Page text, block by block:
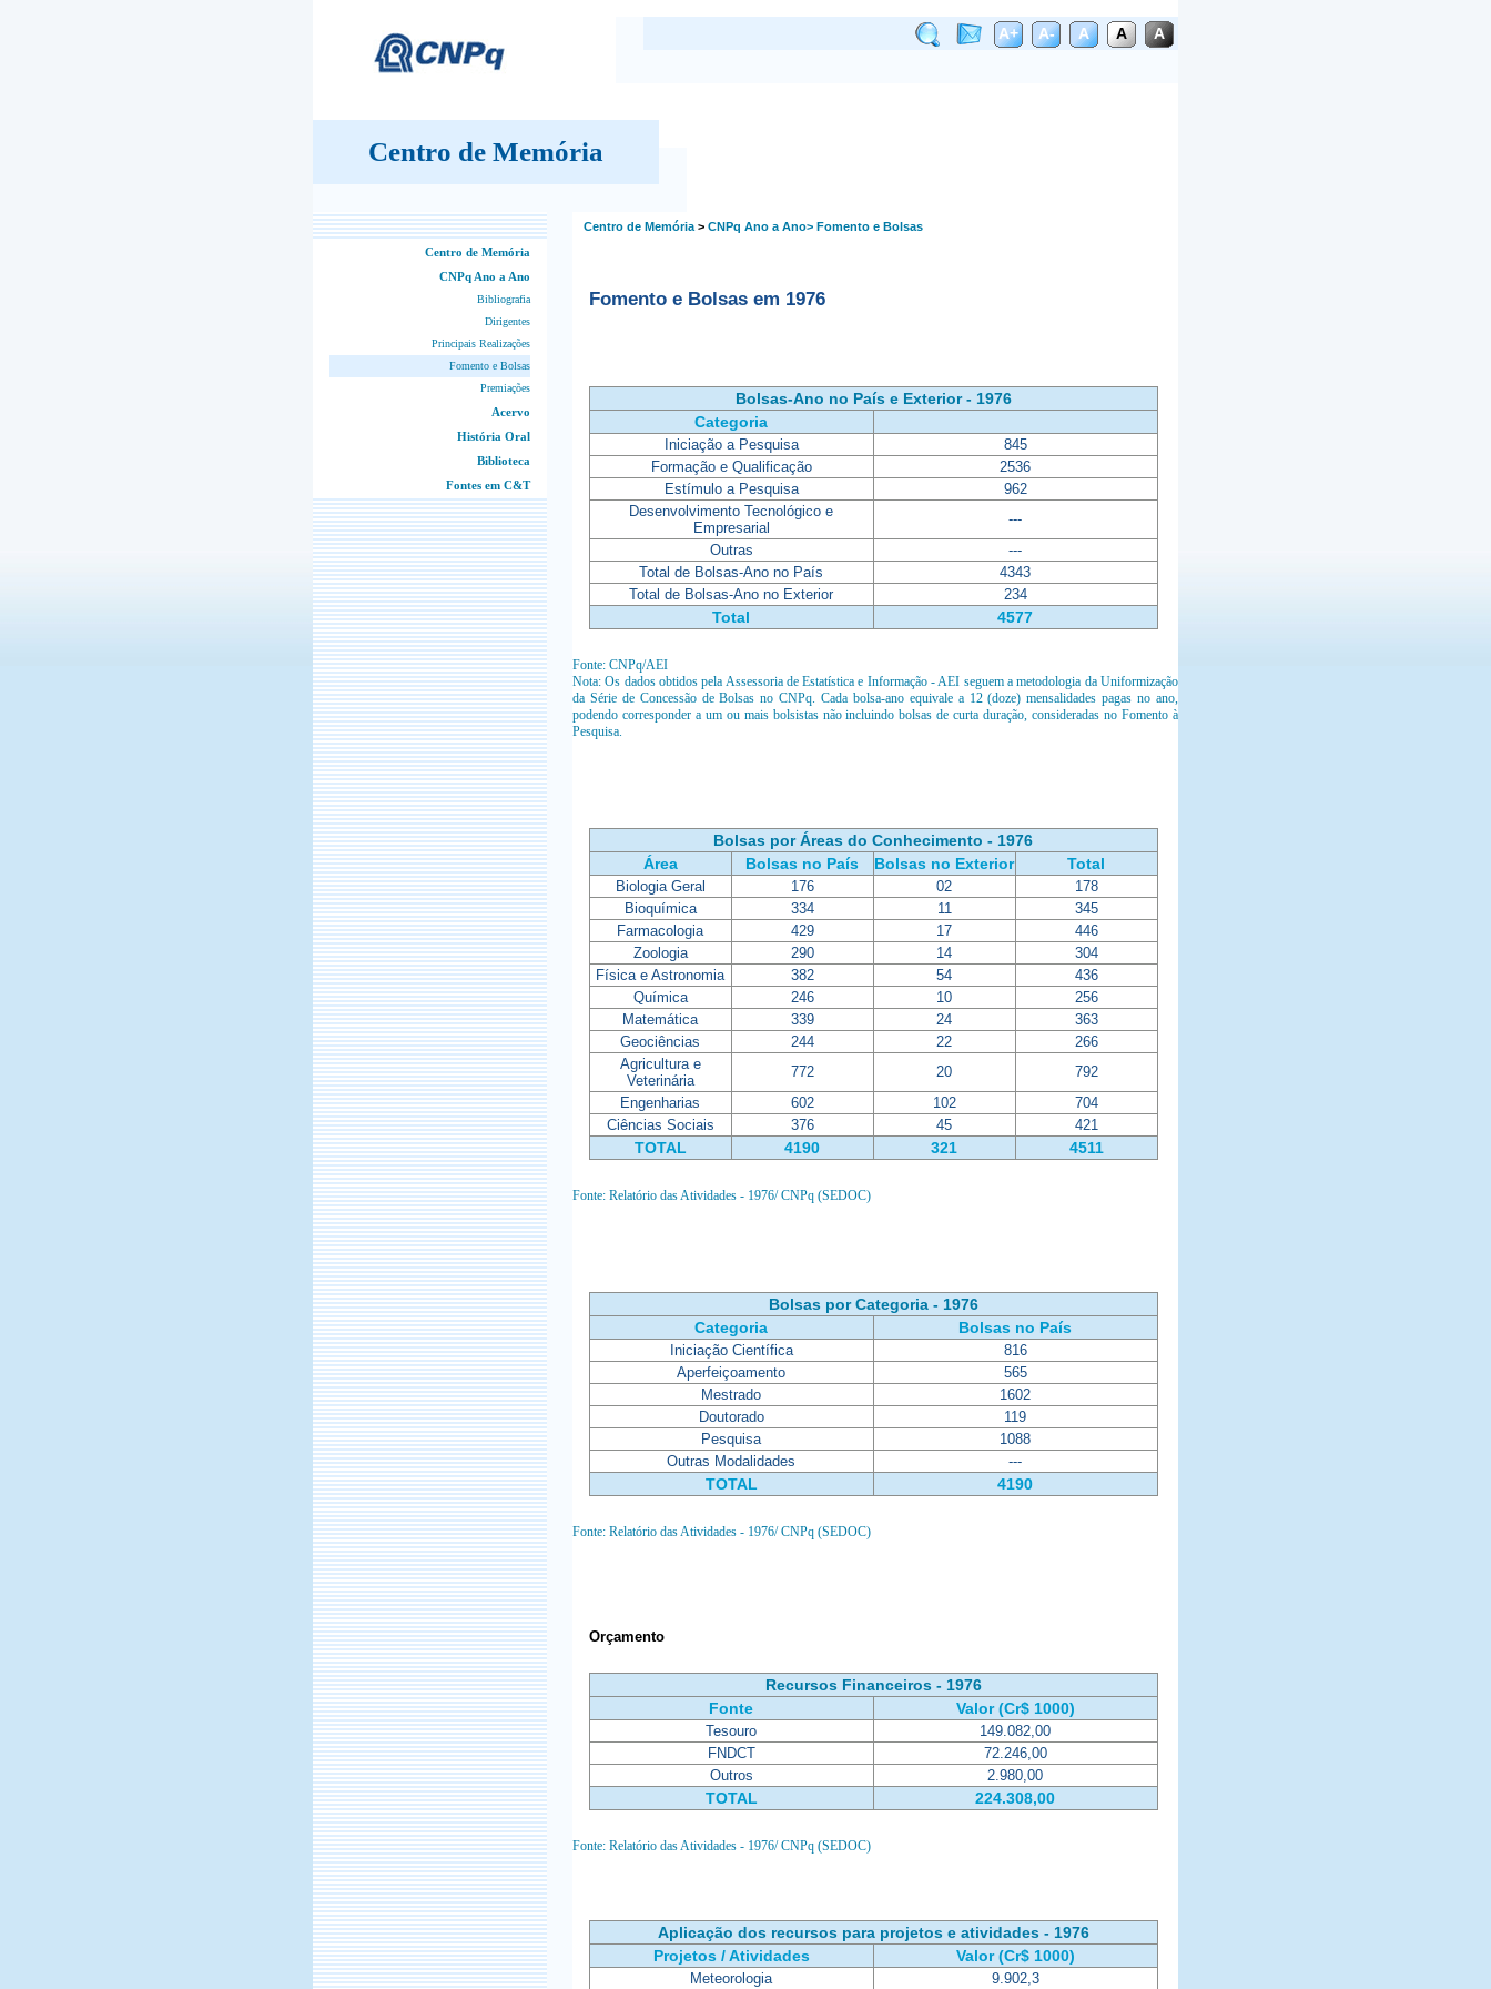
A
A
A
A-
A+
Centro de Memória
Centro de Memória
CNPq Ano a Ano
Bibliografia
Dirigentes
Principais Realizações
Fomento e Bolsas
Premiações
Acervo
História Oral
Biblioteca
Fontes em C&T
Centro de Memória> CNPq Ano a Ano> Fomento e Bolsas
Fomento e Bolsas em 1976
Bolsas-Ano no País e Exterior - 1976
Categoria
Iniciação a Pesquisa
845
Formação e Qualificação
2536
Estímulo a Pesquisa
962
Desenvolvimento Tecnológico e
Empresarial
---
Outras
---
Total de Bolsas-Ano no País
4343
Total de Bolsas-Ano no Exterior
234
Total 4577
Fonte: CNPq/AEI
Nota: Os dados obtidos pela Assessoria de Estatística e Informação - AEI seguem a metodologia da Uniformização
da Série de Concessão de Bolsas no CNPq. Cada bolsa-ano equivale a 12 (doze) mensalidades pagas no ano,
podendo corresponder a um ou mais bolsistas não incluindo bolsas de curta duração, consideradas no Fomento à
Pesquisa.
Bolsas por Áreas do Conhecimento - 1976
Área
Bolsas no País Bolsas no Exterior Total
Biologia Geral 176 02
178
Bioquímica
334 11
345
Farmacologia
429 17
446
Zoologia
290 14
304
Física e Astronomia
382 54
436
Química
246 10
256
Matemática
339 24
363
Geociências
244 22
266
Agricultura e
Veterinária
772 20
792
Engenharias
602 102
704
Ciências Sociais
376 45 421
TOTAL 4190 321 4511
Fonte: Relatório das Atividades - 1976/ CNPq (SEDOC)
Bolsas por Categoria - 1976
Categoria
Bolsas no País
Iniciação Científica
816
Aperfeiçoamento
565
Mestrado
1602
Doutorado
119
Pesquisa
1088
Outras Modalidades
---
TOTAL 4190
Fonte: Relatório das Atividades - 1976/ CNPq (SEDOC)
Orçamento
Recursos Financeiros - 1976
Fonte
Valor (Cr$ 1000)
Tesouro
149.082,00
FNDCT
72.246,00
Outros
2.980,00
TOTAL 224.308,00
Fonte: Relatório das Atividades - 1976/ CNPq (SEDOC)
Aplicação dos recursos para projetos e atividades - 1976
Projetos / Atividades
Valor (Cr$ 1000)
Meteorologia 9.902,3